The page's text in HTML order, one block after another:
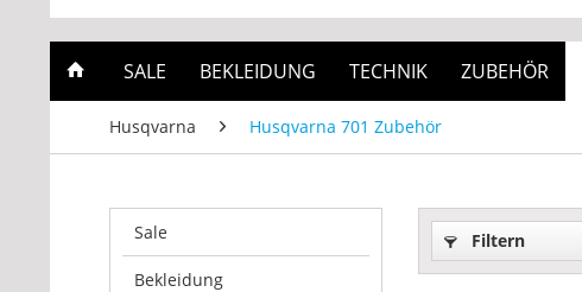
SALE BEKLEIDUNG TECHNIK ZUBEHÖR
Husqvarna Husqvarna 701 Zubehör
Sale
Bekleidung
Filtern